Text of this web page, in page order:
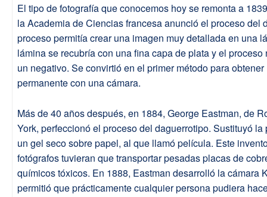
El tipo de fotografía que conocemos hoy se remonta a
la Academia de Ciencias francesa anunció el proceso del
proceso permitía crear una imagen muy detallada en una
lámina se recubría con una fina capa de plata y el
un negativo. Se convirtió en el primer método para
permanente con una cámara.
Más de 40 años después, en 1884, George Eastman, de
York, perfeccionó el proceso del daguerrotipo. Sustituyó la
un gel seco sobre papel, al que llamó película. Este
fotógrafos tuvieran que transportar pesadas placas de
químicos tóxicos. En 1888, Eastman desarrolló la cámara
permitió que prácticamente cualquier persona pudiera